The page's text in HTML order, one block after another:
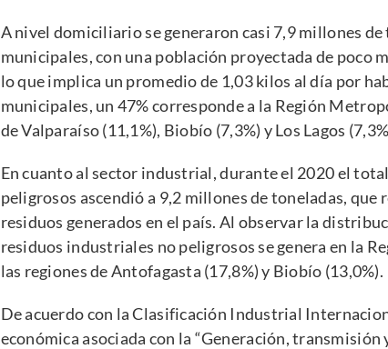
A nivel domiciliario se generaron casi 7,9 millones
municipales, con una población proyectada de poco
lo que implica un promedio de 1,03 kilos al día por
municipales, un 47% corresponde a la Región
de Valparaíso (11,1%), Biobío (7,3%) y Los Lagos
En cuanto al sector industrial, durante el 2020 el
peligrosos ascendió a 9,2 millones de toneladas, que
residuos generados en el país. Al observar la
residuos industriales no peligrosos se genera en la
las regiones de Antofagasta (17,8%) y Biobío (13,0%).
De acuerdo con la Clasificación Industrial
económica asociada con la “Generación,